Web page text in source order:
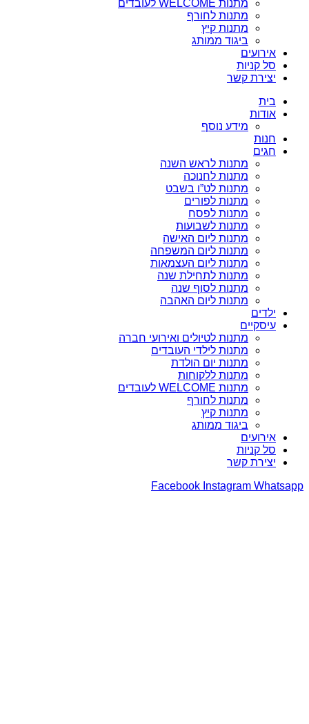
מתנות WELCOME לעובדים
מתנות לחורף
מתנות קיץ
ביגוד ממותג
אירועים
סל קניות
יצירת קשר
בית
אודות
מידע נוסף
חנות
חגים
מתנות לראש השנה
מתנות לחנוכה
מתנות לט”ו בשבט
מתנות לפורים
מתנות לפסח
מתנות לשבועות
מתנות ליום האישה
מתנות ליום המשפחה
מתנות ליום העצמאות
מתנות לתחילת שנה
מתנות לסוף שנה
מתנות ליום האהבה
ילדים
עיסקיים
מתנות לטיולים ואירועי חברה
מתנות לילדי העובדים
מתנות יום הולדת
מתנות ללקוחות
מתנות WELCOME לעובדים
מתנות לחורף
מתנות קיץ
ביגוד ממותג
אירועים
סל קניות
יצירת קשר
Facebook Instagram Whatsapp